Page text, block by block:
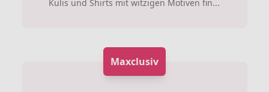
Kulis und Shirts mit witzigen Motiven fin...
Maxclusiv